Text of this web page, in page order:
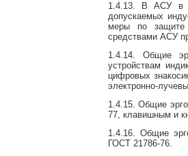
1.4.13. В АСУ в
допускаемых
меры по защите
средствами АСУ
1.4.14. Общие
устройствам
цифровых
электронно-
1.4.15. Общие
77, клавишным и
1.4.16. Общие
ГОСТ 21786-76.